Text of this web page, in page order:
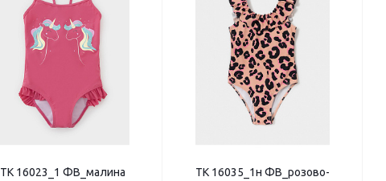
ТК 16023_1 ФВ_малина
ТК 16035_1н ФВ_розово-